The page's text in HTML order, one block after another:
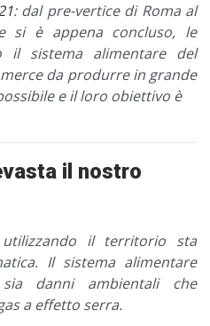
: dal pre-vertice di Roma al
si è appena concluso, le
il sistema alimentare del
da produrre in grande
e il loro obiettivo è
il nostro
il territorio sta
Il sistema alimentare
danni ambientali che
a effetto serra.